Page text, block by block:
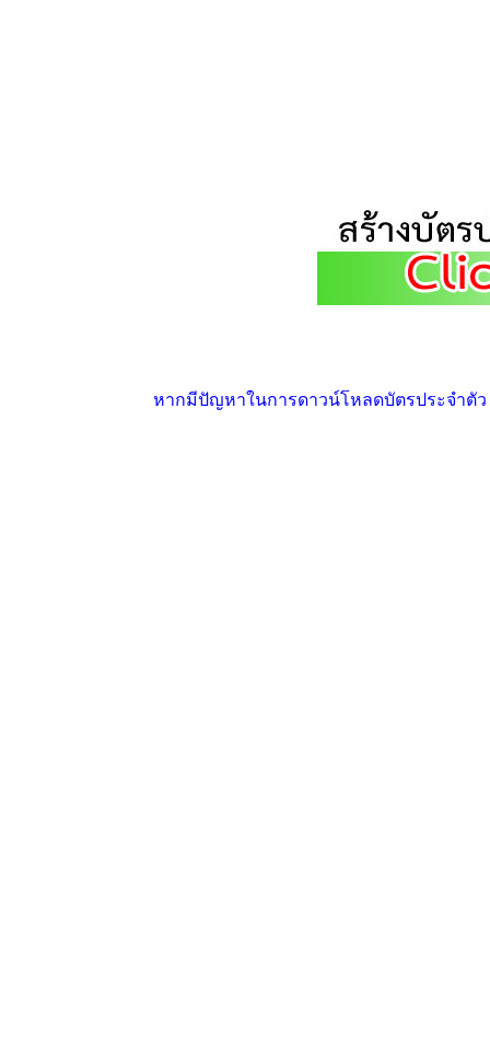
หากมีปัญหาในการดาวน์โหลดบัตรประจำตัว